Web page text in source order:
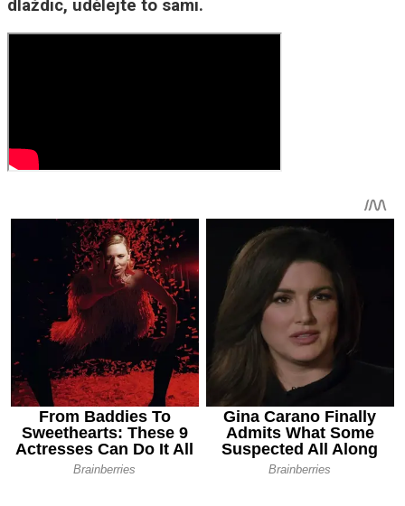
dlaždic, udělejte to sami.